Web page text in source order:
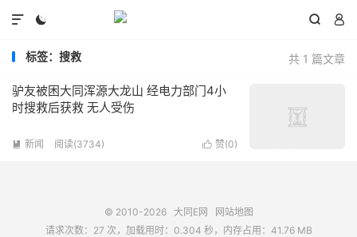
  

共 1 篇文章
标签：搜救
驴友被困大同浑源大龙山 经电力部门4小
时搜救后获救 无人受伤
 赞(0)
 新闻 阅读(3734)
© 2010-2026 大同E网
网站地图
请求次数：27 次，加载用时：0.304 秒，内存占用：41.76 MB